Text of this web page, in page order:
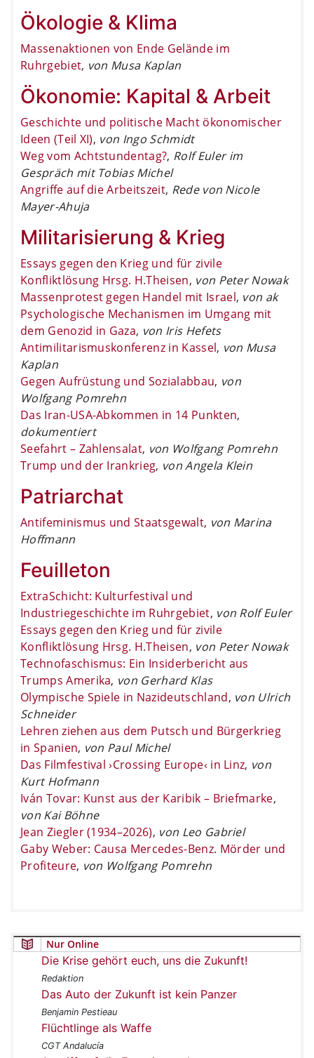
Ökologie & Klima
Massenaktionen von Ende Gelände im
Ruhrgebiet, von Musa Kaplan
Ökonomie: Kapital & Arbeit
Geschichte und politische Macht ökonomischer
Ideen (Teil XI), von Ingo Schmidt
Weg vom Achtstundentag?, Rolf Euler im
Gespräch mit Tobias Michel
Angriffe auf die Arbeitszeit, Rede von Nicole
Mayer-Ahuja
Militarisierung & Krieg
Essays gegen den Krieg und für zivile
Konfliktlösung Hrsg. H.Theisen, von Peter Nowak
Massenprotest gegen Handel mit Israel, von ak
Psychologische Mechanismen im Umgang mit
dem Genozid in Gaza, von Iris Hefets
Antimilitarismuskonferenz in Kassel, von Musa
Kaplan
Gegen Aufrüstung und Sozialabbau, von
Wolfgang Pomrehn
Das Iran-USA-Abkommen in 14 Punkten,
dokumentiert
Seefahrt – Zahlensalat, von Wolfgang Pomrehn
Trump und der Irankrieg, von Angela Klein
Patriarchat
Antifeminismus und Staatsgewalt, von Marina
Hoffmann
Feuilleton
ExtraSchicht: Kulturfestival und
Industriegeschichte im Ruhrgebiet, von Rolf Euler
Essays gegen den Krieg und für zivile
Konfliktlösung Hrsg. H.Theisen, von Peter Nowak
Technofaschismus: Ein Insiderbericht aus
Trumps Amerika, von Gerhard Klas
Olympische Spiele in Nazideutschland, von Ulrich
Schneider
Lehren ziehen aus dem Putsch und Bürgerkrieg
in Spanien, von Paul Michel
Das Filmfestival ›Crossing Europe‹ in Linz, von
Kurt Hofmann
Iván Tovar: Kunst aus der Karibik – Briefmarke,
von Kai Böhne
Jean Ziegler (1934–2026), von Leo Gabriel
Gaby Weber: Causa Mercedes-Benz. Mörder und
Profiteure, von Wolfgang Pomrehn
Nur Online
Die Krise gehört euch, uns die Zukunft!
Redaktion
Das Auto der Zukunft ist kein Panzer
Benjamin Pestieau
Flüchtlinge als Waffe
CGT Andalucía